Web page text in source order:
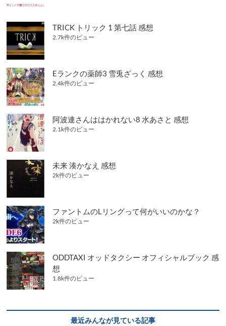
TRICK トリック 1 第七話 感想
2.7k件のビュー
Eランクの薬師3 雪兎ざっく 感想
2.4k件のビュー
阿波連さんははかれない8 水あさと 感想
2.1k件のビュー
未来 湊かなえ 感想
2k件のビュー
ファントムのLリングって何がいいのかな？
2k件のビュー
ODDTAXI オッドタクシー オフィシャルブック 感
想
1.8k件のビュー
最近みんなが見ている記事